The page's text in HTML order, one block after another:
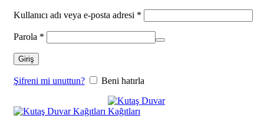
Kullanıcı adı veya e-posta adresi *
Parola *
Giriş
Şifreni mi unuttun? Beni hatırla